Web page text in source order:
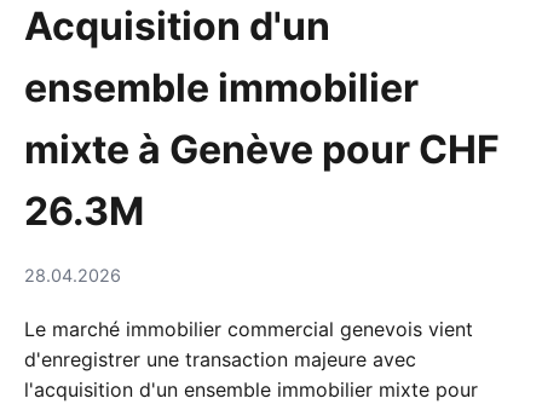
Acquisition d'un
ensemble immobilier
mixte à Genève pour CHF
26.3M
28.04.2026
Le marché immobilier commercial genevois vient
d'enregistrer une transaction majeure avec
l'acquisition d'un ensemble immobilier mixte pour